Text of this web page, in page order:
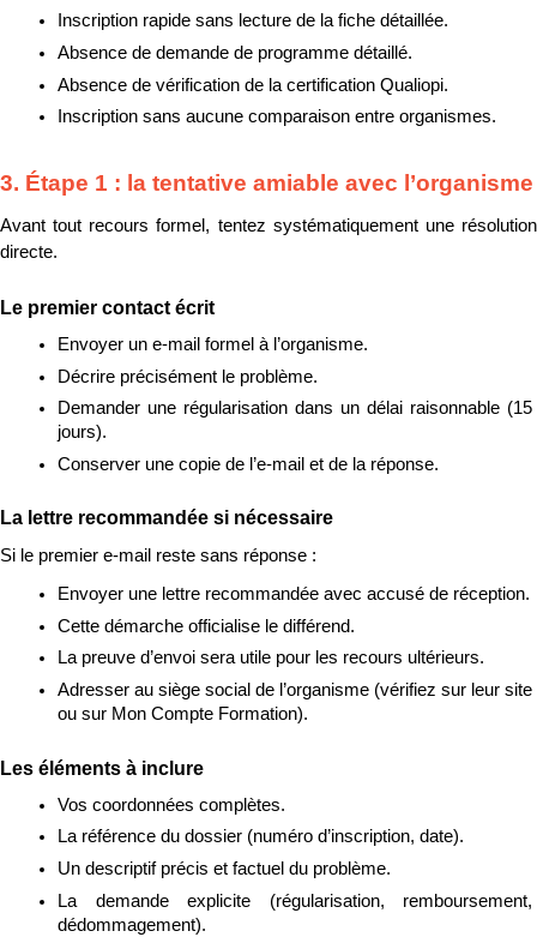
Inscription rapide sans lecture de la fiche détaillée.
Absence de demande de programme détaillé.
Absence de vérification de la certification Qualiopi.
Inscription sans aucune comparaison entre organismes.
3. Étape 1 : la tentative amiable avec l’organisme
Avant tout recours formel, tentez systématiquement une résolution
directe.
Le premier contact écrit
Envoyer un e-mail formel à l’organisme.
Décrire précisément le problème.
Demander une régularisation dans un délai raisonnable (15
jours).
Conserver une copie de l’e-mail et de la réponse.
La lettre recommandée si nécessaire
Si le premier e-mail reste sans réponse :
Envoyer une lettre recommandée avec accusé de réception.
Cette démarche officialise le différend.
La preuve d’envoi sera utile pour les recours ultérieurs.
Adresser au siège social de l’organisme (vérifiez sur leur site
ou sur Mon Compte Formation).
Les éléments à inclure
Vos coordonnées complètes.
La référence du dossier (numéro d’inscription, date).
Un descriptif précis et factuel du problème.
La demande explicite (régularisation, remboursement,
dédommagement).